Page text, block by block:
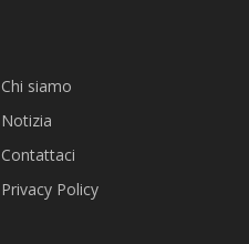
Chi siamo
Notizia
Contattaci
Privacy Policy